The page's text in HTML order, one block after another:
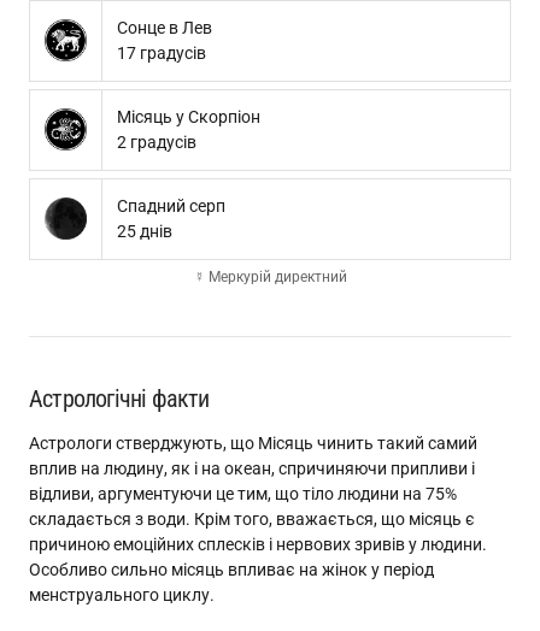
Сонце в Лев
17 градусів
Місяць у Скорпіон
2 градусів
Спадний серп
25 днів
☿ Меркурій директний
Астрологічні факти
Астрологи стверджують, що Місяць чинить такий самий
вплив на людину, як і на океан, спричиняючи припливи і
відливи, аргументуючи це тим, що тіло людини на 75%
складається з води. Крім того, вважається, що місяць є
причиною емоційних сплесків і нервових зривів у людини.
Особливо сильно місяць впливає на жінок у період
менструального циклу.